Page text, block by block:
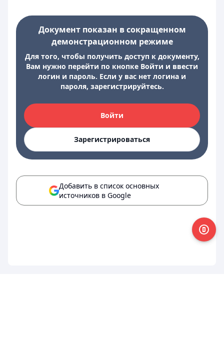
Документ показан в сокращенном
демонстрационном режиме
Для того, чтобы получить доступ к документу,
Вам нужно перейти по кнопке Войти и ввести
логин и пароль. Если у вас нет логина и
пароля, зарегистрируйтесь.
Войти
Зарегистрироваться
Добавить в список основных
источников в Google